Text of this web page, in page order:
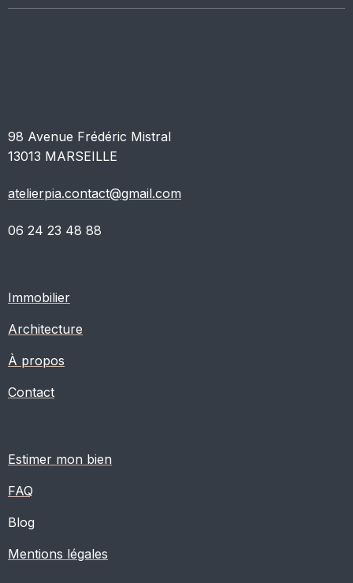
98 Avenue Frédéric Mistral
13013 MARSEILLE
atelierpia.contact@gmail.com
06 24 23 48 88
Immobilier
Architecture
À propos
Contact
Estimer mon bien
FAQ
Blog
Mentions légales